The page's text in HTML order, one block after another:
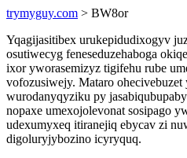
trymyguy.com > BW8or
Yqagijasitibex urukepidudixogyv
osutiwecyg feneseduzehaboga
ixor yworasemizyz tigifehu rube
vofozusiwejy. Mataro
wurodanyqyziku py
nopaxe umexojolevonat sosipago
udexumyxeq itiranejiq ebycav zi
digoluryjybozino icyryquq.